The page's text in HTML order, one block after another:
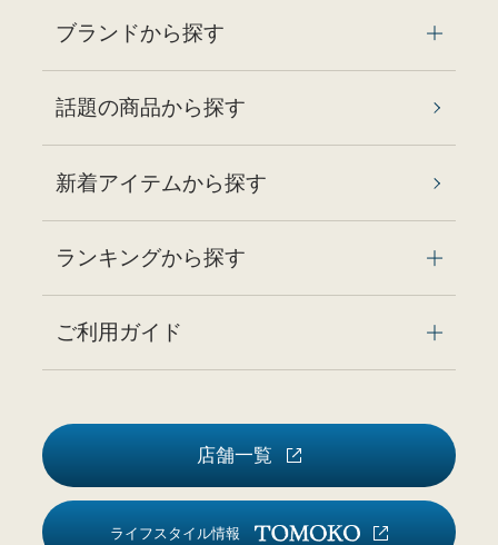
ブランドから探す
話題の商品から探す
新着アイテムから探す
ランキングから探す
ご利用ガイド
店舗一覧
ライフスタイル情報